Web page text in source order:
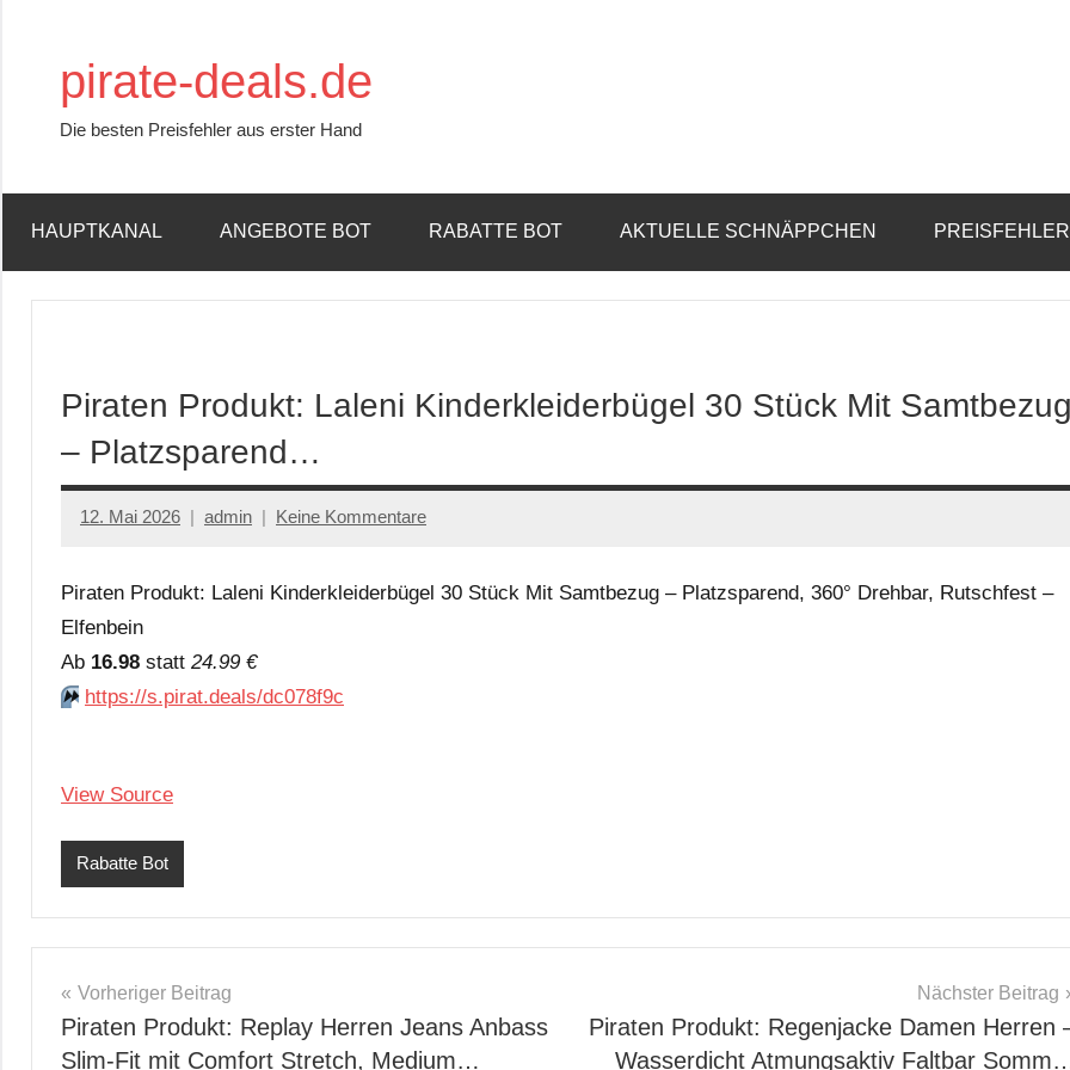
springenpirate-deals.de
Die besten Preisfehler aus erster Hand
HAUPTKANAL ANGEBOTE BOT RABATTE BOT AKTUELLE SCHNÄPPCHEN
Piraten Produkt: Laleni Kinderkleiderbügel 30 Stück Mit Samtbezug
– Platzsparend…
12. Mai 2026 admin Keine Kommentare
Piraten Produkt: Laleni Kinderkleiderbügel 30 Stück Mit Samtbezug – Platzsparend, 360° Drehbar, Rutschfest –
Elfenbein
Аb 16.98 statt 24.99 €
⏩️ https://s.pirat.deals/dc078f9c
View Source
Rabatte Bot
Beitragsnavigation
Vorheriger Beitrag
Piraten Produkt: Replay Herren Jeans Anbass
Slim-Fit mit Comfort Stretch, Medium…
Nächster Beitrag
Piraten Produkt: Regenjacke Damen Herren
Wasserdicht Atmungsaktiv Faltbar